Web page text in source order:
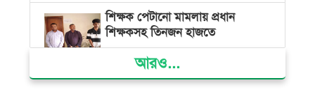
শিক্ষক পেটানো মামলায় প্রধান
শিক্ষকসহ তিনজন হাজতে
ভোলায় মিথ্যা অপবাদের বিচার
আরও...